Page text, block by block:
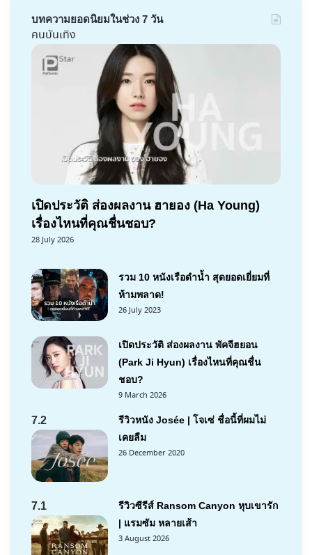
บทความยอดนิยมในช่วง 7 วัน
คนบันเทิง
เปิดประวัติ ส่องผลงาน ฮายอง (Ha Young)
เรื่องไหนที่คุณชื่นชอบ?
28 July 2026
รวม 10 หนังเรือดำน้ำ สุดยอดเยี่ยมที่
ห้ามพลาด!
26 July 2023
เปิดประวัติ ส่องผลงาน พัคจีฮยอน
(Park Ji Hyun) เรื่องไหนที่คุณชื่น
ชอบ?
9 March 2026
7.2
รีวิวหนัง Josée | โจเซ่ ชื่อนี้ที่ผมไม่
เคยลืม
26 December 2020
7.1
รีวิวซีรีส์ Ransom Canyon หุบเขารัก
| แรมซัม หลายเส้า
3 August 2026